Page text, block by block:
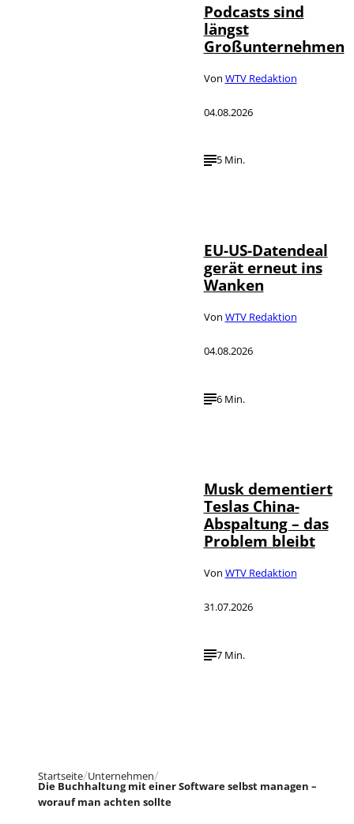
Podcasts sind
längst
Großunternehmen
Von WTV Redaktion
04.08.2026
5 Min.
EU-US-Datendeal
gerät erneut ins
Wanken
Von WTV Redaktion
04.08.2026
6 Min.
Musk dementiert
Teslas China-
Abspaltung – das
Problem bleibt
Von WTV Redaktion
31.07.2026
7 Min.
Startseite Unternehmen
Die Buchhaltung mit einer Software selbst managen –
worauf man achten sollte